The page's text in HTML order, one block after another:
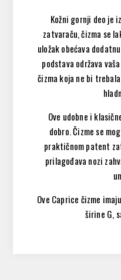
Kožni gornji deo je
zatvaraču, čizma se
uložak obećava
podstava održava
čizma koja ne bi
Ove udobne i
dobro. Čizme se
praktičnom patent
prilagođava nozi
Ove Caprice čizme
širine G,